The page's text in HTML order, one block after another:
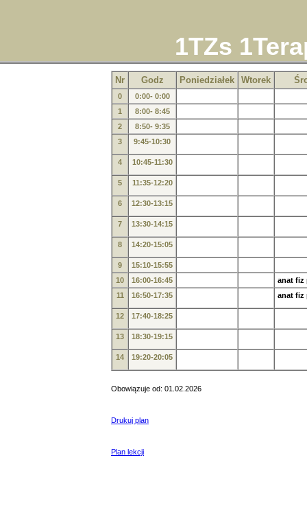
1TZs
Nr Godz Poniedziałek Wtorek
0
0:00- 0:00
1
8:00- 8:45
2
8:50- 9:35
3
9:45-10:30
4 10:45-11:30
5 11:35-12:20
6 12:30-13:15
7 13:30-14:15
8 14:20-15:05
9
15:10-15:55
10
16:00-16:45
anat fiz
11
16:50-17:35 anat fiz
12 17:40-18:25
13 18:30-19:15
14 19:20-20:05
Obowiązuje od: 01.02.2026
Drukuj plan
Plan lekcji